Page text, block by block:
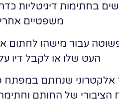
בחתימות דיגיטליות
משפטיים
עבור מישהו לחתום
העט שלו או לקבל דיו
שנחתם במפתח
של החותם